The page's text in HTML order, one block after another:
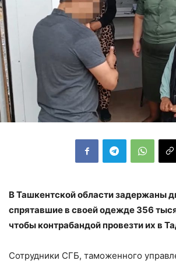
В Ташкентской области задержаны
спрятавшие в своей одежде 356
чтобы контрабандой провезти их в
Сотрудники СГБ, таможенного